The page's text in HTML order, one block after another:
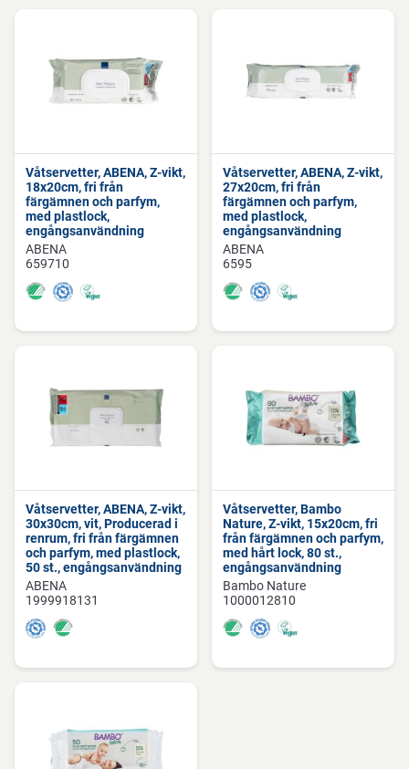
Våtservetter, ABENA, Z-vikt,
18x20cm, fri från
färgämnen och parfym,
med plastlock,
engångsanvändning
ABENA
659710
Våtservetter, ABENA, Z-vikt,
27x20cm, fri från
färgämnen och parfym,
med plastlock,
engångsanvändning
ABENA
6595
Våtservetter, ABENA, Z-vikt,
30x30cm, vit, Producerad i
renrum, fri från färgämnen
och parfym, med plastlock,
50 st., engångsanvändning
ABENA
1999918131
Våtservetter, Bambo
Nature, Z-vikt, 15x20cm, fri
från färgämnen och parfym,
med hårt lock, 80 st.,
engångsanvändning
Bambo Nature
1000012810